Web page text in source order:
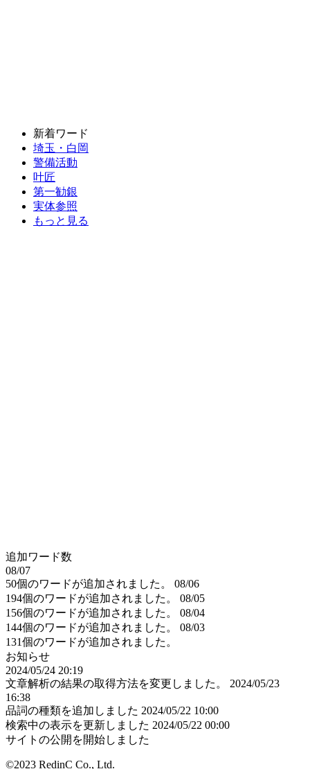
新着ワード
埼玉・白岡
警備活動
叶匠
第一勧銀
実体参照
もっと見る
追加ワード数
08/07
50個のワードが追加されました。
08/06
194個のワードが追加されました。
08/05
156個のワードが追加されました。
08/04
144個のワードが追加されました。
08/03
131個のワードが追加されました。
お知らせ
2024/05/24 20:19
文章解析の結果の取得方法を変更しました。
2024/05/23
16:38
品詞の種類を追加しました 2024/05/22 10:00
検索中の表示を更新しました 2024/05/22 00:00
サイトの公開を開始しました
©2023 RedinC Co., Ltd.